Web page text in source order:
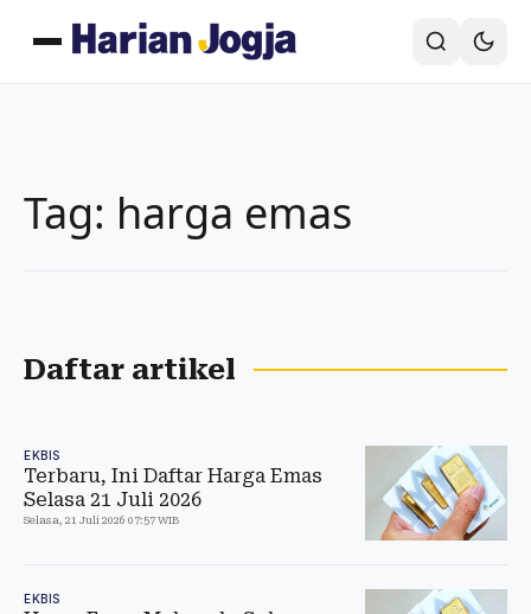
Tag: harga emas
Daftar artikel
EKBIS
Terbaru, Ini Daftar Harga Emas
Selasa 21 Juli 2026
Selasa, 21 Juli 2026 07:57 WIB
EKBIS